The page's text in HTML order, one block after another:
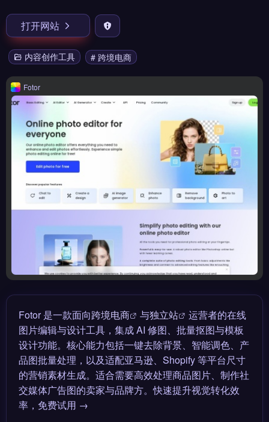
打开网站
内容创作工具 # 跨境电商
Fotor
Fotor 是一款面向跨境电商 与独立站
运营者的在线
图片编辑与设计工具，集成 AI 修图、批量抠图与模板
设计功能。核心能力包括一键去除背景、智能调色、产
品图批量处理，以及适配亚马逊、Shopify 等平台尺寸
的营销素材生成。适合需要高效处理商品图片、制作社
交媒体广告图的卖家与品牌方。快速提升视觉转化效
率，免费试用 →